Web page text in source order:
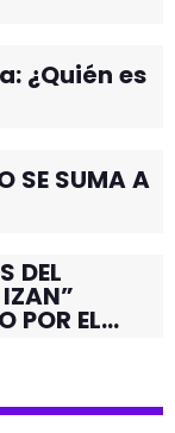
¿Quién es
SE SUMA A
DEL
POR EL